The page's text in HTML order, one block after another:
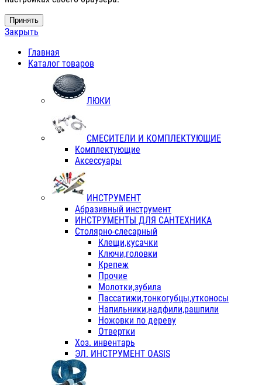
Принять
Закрыть
Главная
Каталог товаров
ЛЮКИ
СМЕСИТЕЛИ И КОМПЛЕКТУЮЩИЕ
Комплектующие
Аксессуары
ИНСТРУМЕНТ
Абразивный инструмент
ИНСТРУМЕНТЫ ДЛЯ САНТЕХНИКА
Столярно-слесарный
Клещи,кусачки
Ключи,головки
Крепеж
Прочие
Молотки,зубила
Пассатижи,тонкогубцы,утконосы
Напильники,надфили,рашпили
Ножовки по дереву
Отвертки
Хоз. инвентарь
ЭЛ. ИНСТРУМЕНТ OASIS